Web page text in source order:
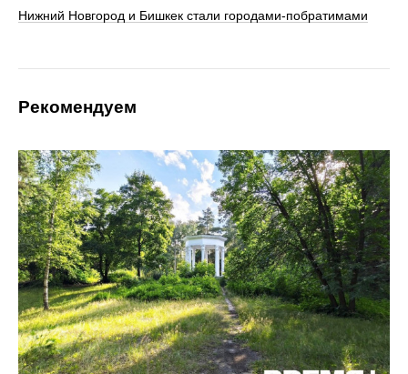
Нижний Новгород и Бишкек стали городами-побратимами
Рекомендуем